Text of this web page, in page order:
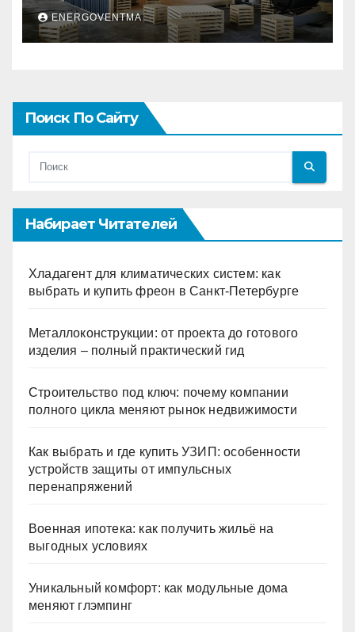
и почему это выгодно
ENERGOVENTMA
Поиск По Сайту
Набирает Читателей
Хладагент для климатических систем: как
выбрать и купить фреон в Санкт-Петербурге
Металлоконструкции: от проекта до готового
изделия – полный практический гид
Строительство под ключ: почему компании
полного цикла меняют рынок недвижимости
Как выбрать и где купить УЗИП: особенности
устройств защиты от импульсных
перенапряжений
Военная ипотека: как получить жильё на
выгодных условиях
Уникальный комфорт: как модульные дома
меняют глэмпинг